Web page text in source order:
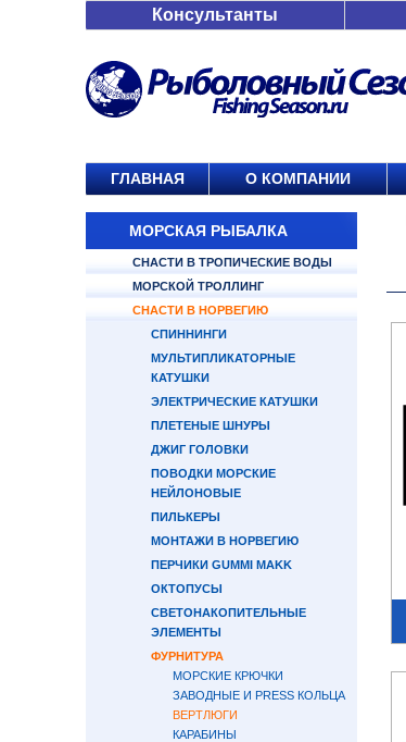
Консультанты
ГЛАВНАЯ О КОМПАНИИ
МОРСКАЯ РЫБАЛКА
СНАСТИ В ТРОПИЧЕСКИЕ ВОДЫ
МОРСКОЙ ТРОЛЛИНГ
СНАСТИ В НОРВЕГИЮ
СПИННИНГИ
МУЛЬТИПЛИКАТОРНЫЕ
КАТУШКИ
ЭЛЕКТРИЧЕСКИЕ КАТУШКИ
ПЛЕТЕНЫЕ ШНУРЫ
ДЖИГ ГОЛОВКИ
ПОВОДКИ МОРСКИЕ
НЕЙЛОНОВЫЕ
ПИЛЬКЕРЫ
МОНТАЖИ В НОРВЕГИЮ
ПЕРЧИКИ GUMMI MAKK
ОКТОПУСЫ
СВЕТОНАКОПИТЕЛЬНЫЕ
ЭЛЕМЕНТЫ
ФУРНИТУРА
МОРСКИЕ КРЮЧКИ
ЗАВОДНЫЕ И PRESS КОЛЬЦА
ВЕРТЛЮГИ
КАРАБИНЫ